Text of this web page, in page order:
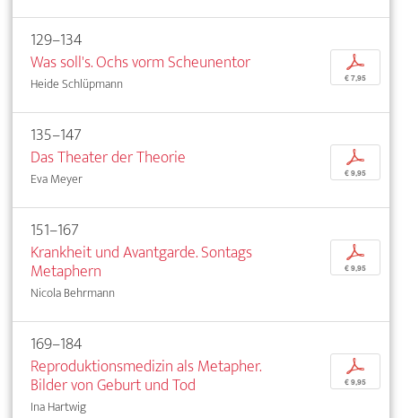
129–134
Was soll's. Ochs vorm Scheunentor
Heide Schlüpmann
p
€ 7,95
135–147
Das Theater der Theorie
Eva Meyer
p
€ 9,95
151–167
Krankheit und Avantgarde. Sontags
Metaphern
Nicola Behrmann
p
€ 9,95
169–184
Reproduktionsmedizin als Metapher.
Bilder von Geburt und Tod
Ina Hartwig
p
€ 9,95